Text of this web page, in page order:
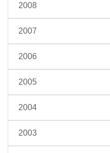
2008
2007
2006
2005
2004
2003